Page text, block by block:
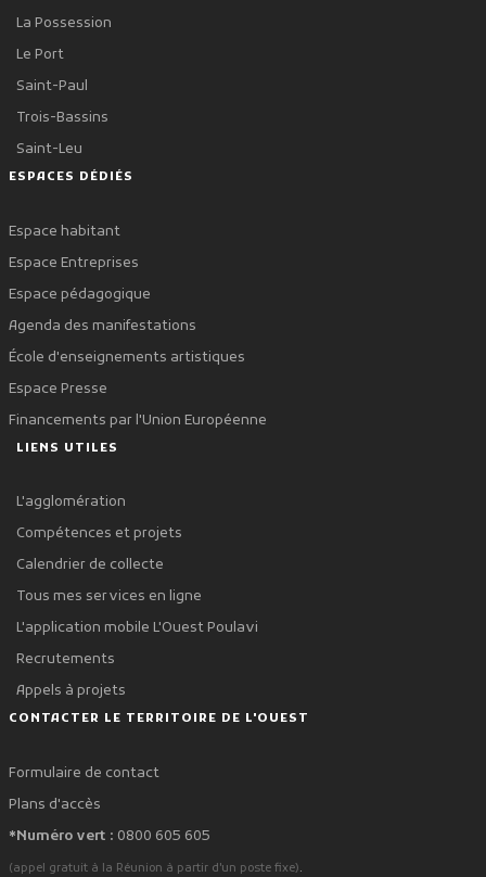
La Possession
Le Port
Saint-Paul
Trois-Bassins
Saint-Leu
ESPACES DÉDIÉS
Espace habitant
Espace Entreprises
Espace pédagogique
Agenda des manifestations
École d'enseignements artistiques
Espace Presse
Financements par l'Union Européenne
LIENS UTILES
L'agglomération
Compétences et projets
Calendrier de collecte
Tous mes services en ligne
L'application mobile L'Ouest Poulavi
Recrutements
Appels à projets
CONTACTER LE TERRITOIRE DE L'OUEST
Formulaire de contact
Plans d'accès
*Numéro vert : 0800 605 605
(appel gratuit à la Réunion à partir d'un poste fixe).